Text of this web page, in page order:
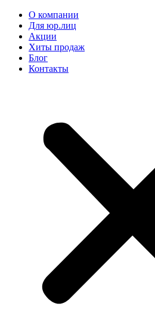
О компании
Для юр.лиц
Акции
Хиты продаж
Блог
Контакты